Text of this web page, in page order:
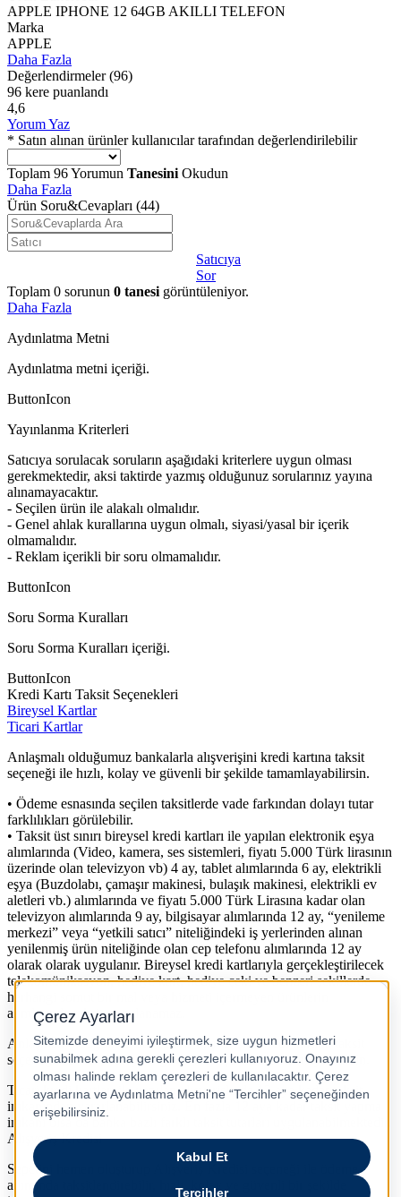
APPLE IPHONE 12 64GB AKILLI TELEFON
Marka
APPLE
Daha Fazla
Değerlendirmeler (96)
96 kere puanlandı
4,6
Yorum Yaz
* Satın alınan ürünler kullanıcılar tarafından değerlendirilebilir
Toplam 96Yorumun Tanesini Okudun
Daha Fazla
Ürün Soru&Cevapları (44)
Satıcıya
Sor
Toplam 0 sorunun 0 tanesi görüntüleniyor.
Daha Fazla
Aydınlatma Metni
Aydınlatma metni içeriği.
ButtonIcon
Yayınlanma Kriterleri
Satıcıya sorulacak soruların aşağıdaki kriterlere uygun olması
gerekmektedir, aksi taktirde yazmış olduğunuz sorularınız yayına
alınamayacaktır.
- Seçilen ürün ile alakalı olmalıdır.
- Genel ahlak kurallarına uygun olmalı, siyasi/yasal bir içerik
olmamalıdır.
- Reklam içerikli bir soru olmamalıdır.
ButtonIcon
Soru Sorma Kuralları
Soru Sorma Kuralları içeriği.
ButtonIcon
Kredi Kartı Taksit Seçenekleri
Bireysel Kartlar
Ticari Kartlar
Anlaşmalı olduğumuz bankalarla alışverişini kredi kartına taksit
seçeneği ile hızlı, kolay ve güvenli bir şekilde tamamlayabilirsin.
• Ödeme esnasında seçilen taksitlerde vade farkından dolayı tutar
farklılıkları görülebilir.
• Taksit üst sınırı bireysel kredi kartları ile yapılan elektronik eşya
alımlarında (Video, kamera, ses sistemleri, fiyatı 5.000 Türk lirasının
üzerinde olan televizyon vb) 4 ay, tablet alımlarında 6 ay, elektrikli
eşya (Buzdolabı, çamaşır makinesi, bulaşık makinesi, elektrikli ev
aletleri vb.) alımlarında ve fiyatı 5.000 Türk Lirasına kadar olan
televizyon alımlarında 9 ay, bilgisayar alımlarında 12 ay, “yenileme
merkezi” veya “yetkili satıcı” niteliğindeki iş yerlerinden alınan
yenilenmiş ürün niteliğinde olan cep telefonu alımlarında 12 ay
olarak olarak uygulanır. Bireysel kredi kartlarıyla gerçekleştirilecek
telekomünikasyon, hediye kart, hediye çeki ve benzeri şekillerde
herhangi somut bir mal veya hizmeti içermeyen ürünlerin
alımlarında taksit uygulanamaz.
Anlaşmalı olduğumuz bankalarla alışverişini kredi kartına taksit
seçeneği ile hızlı, kolay ve güvenli bir şekilde tamamlayabilirsin.
Ticari kredi kartları ile yapılan alışverişlerde 12 aya kadar taksit
imkanından yararlanabilirsiniz. En fazla 12 aya kadar taksit yapma
imkanı olsa da banka bazlı farklı taksit tutarları uygulanabilmektedir.
Alışveriş Kredisi
Sepetini hemen oluşturup Alışveriş Kredisi seçeneği ile ödeme
adımında taksitlendirebilir, hızlı, kolay ve güvenli bir şekilde